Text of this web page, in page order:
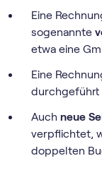
Eine
sogenannte
etwa eine
Eine
durchgeführt
Auch neue
verpflichtet,
doppelten